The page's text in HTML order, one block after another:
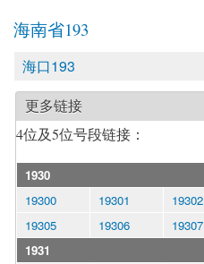
海南省193
海口193
更多链接
4位及5位号段链接：
1930
19300
19301 19302
19305
19306 19307
1931